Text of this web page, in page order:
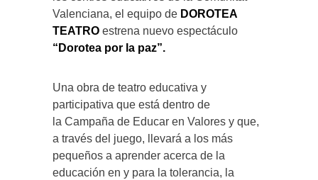
Valenciana, el equipo de DOROTEA
TEATRO estrena nuevo espectáculo
“Dorotea por la paz”.
Una obra de teatro educativa y
participativa que está dentro de
la Campaña de Educar en Valores y que,
a través del juego, llevará a los más
pequeños a aprender acerca de la
educación en y para la tolerancia, la